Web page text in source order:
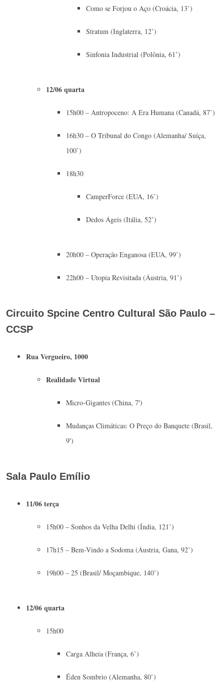
Como se Forjou o Aço (Croácia, 13’)
Stratum (Inglaterra, 12’)
Sinfonia Industrial (Polônia, 61’)
12/06 quarta
15h00 – Antropoceno: A Era Humana (Canadá, 87’)
16h30 – O Tribunal do Congo (Alemanha/ Suíça,
100’)
18h30
CamperForce (EUA, 16’)
Dedos Ágeis (Itália, 52’)
20h00 – Operação Enganosa (EUA, 99’)
22h00 – Utopia Revisitada (Áustria, 91’)
Circuito Spcine Centro Cultural São Paulo –
CCSP
Rua Vergueiro, 1000
Realidade Virtual
Micro-Gigantes (China, 7′)
Mudanças Climáticas: O Preço do Banquete (Brasil,
9′)
Sala Paulo Emílio
11/06 terça
15h00 – Sonhos da Velha Delhi (Índia, 121’)
17h15 – Bem-Vindo a Sodoma (Áustria, Gana, 92’)
19h00 – 25 (Brasil/ Moçambique, 140’)
12/06 quarta
15h00
Carga Alheia (França, 6’)
Éden Sombrio (Alemanha, 80’)